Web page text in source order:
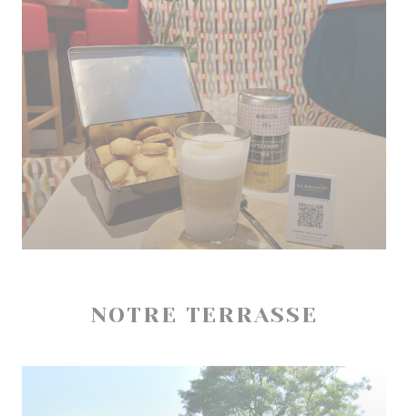
NOTRE TERRASSE